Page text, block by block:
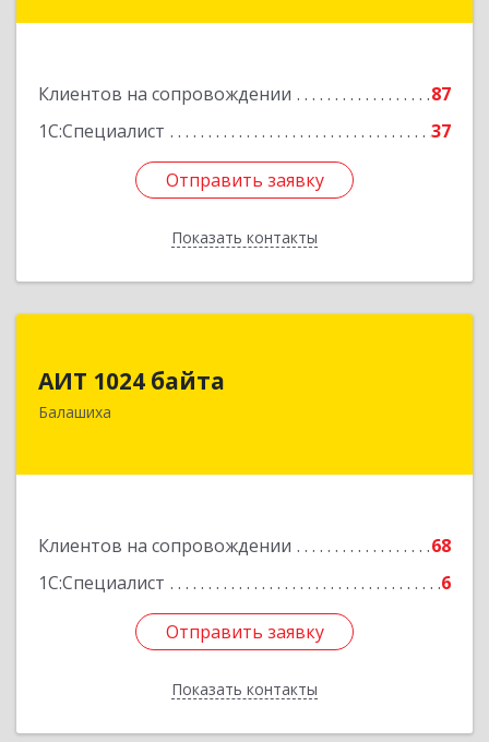
Клиентов на сопровождении
87
1С:Специалист
37
Отправить заявку
Показать контакты
Подробнее
Отправить заявку
Назад
АИТ 1024 байта
Балашиха
Клиентов на сопровождении
68
1С:Специалист
6
Отправить заявку
Показать контакты
Подробнее
Отправить заявку
Назад